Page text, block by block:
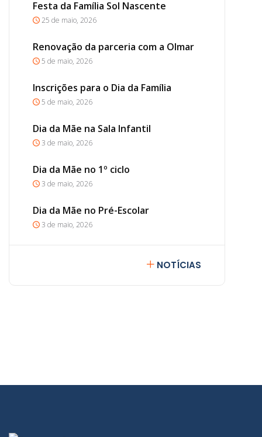
Festa da Família Sol Nascente
25 de maio, 2026
Renovação da parceria com a Olmar
5 de maio, 2026
Inscrições para o Dia da Família
5 de maio, 2026
Dia da Mãe na Sala Infantil
3 de maio, 2026
Dia da Mãe no 1º ciclo
3 de maio, 2026
Dia da Mãe no Pré-Escolar
3 de maio, 2026
NOTÍCIAS